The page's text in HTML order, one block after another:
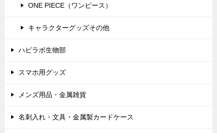
ONE PIECE（ワンピース）
キャラクターグッズその他
ハピラボ生物部
スマホ用グッズ
メンズ用品・金属雑貨
名刺入れ・文具・金属製カードケース